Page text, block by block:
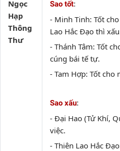
Ngọc
Hạp
Thông
Thư
Sao tốt:
- Minh Tinh: Tốt
Lao Hắc Đạo thì
- Thánh Tâm: Tốt
cúng bái tế tự.
- Tam Hợp: Tốt cho
Sao xấu:
- Đại Hao (Tử Khí,
việc.
- Thiên Lao Hắc